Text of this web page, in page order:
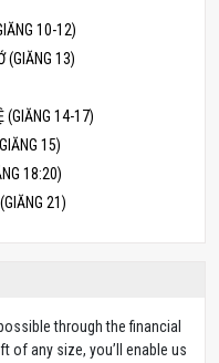
10-12)
(GIĂNG 13)
(GIĂNG 14-17)
15)
18:20)
21)
through the financial
of any size, you’ll enable us